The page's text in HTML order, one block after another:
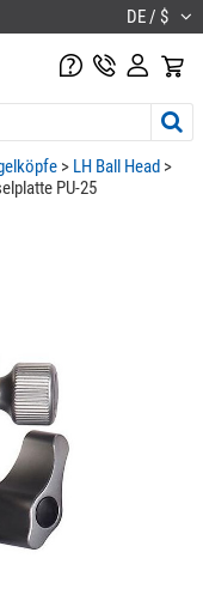
DE / $
> LH Ball Head >
PU-25